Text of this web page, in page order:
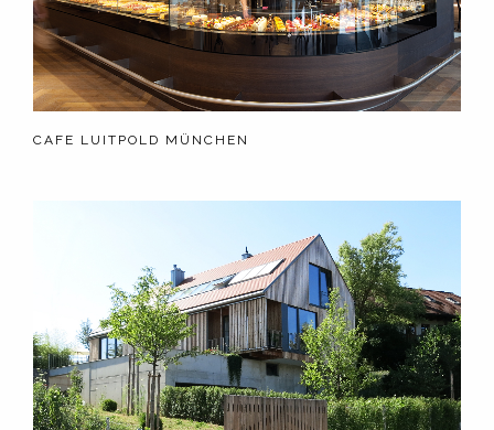
CAFE LUITPOLD MÜNCHEN